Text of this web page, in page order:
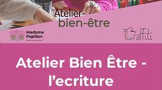
Atelier Bien Être -
l’ecriture